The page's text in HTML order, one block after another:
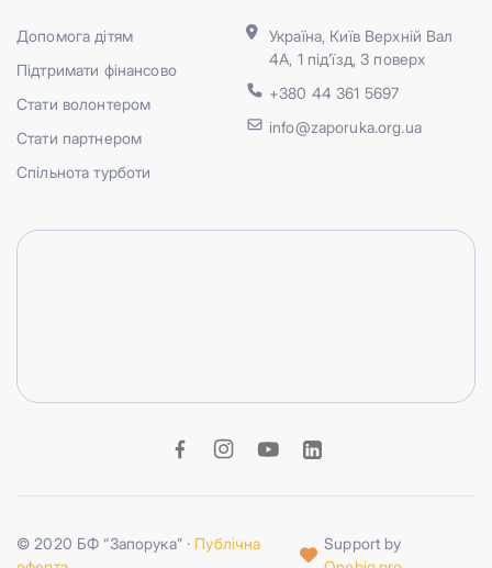
Допомога дітям
Підтримати фінансово
Стати волонтером
Стати партнером
Спільнота турботи
Україна, Київ Верхній Вал
4А, 1 під’їзд, 3 поверх
+380 44 361 5697
info@zaporuka.org.ua
© 2020 БФ “Запорука” · Публічна
Support by